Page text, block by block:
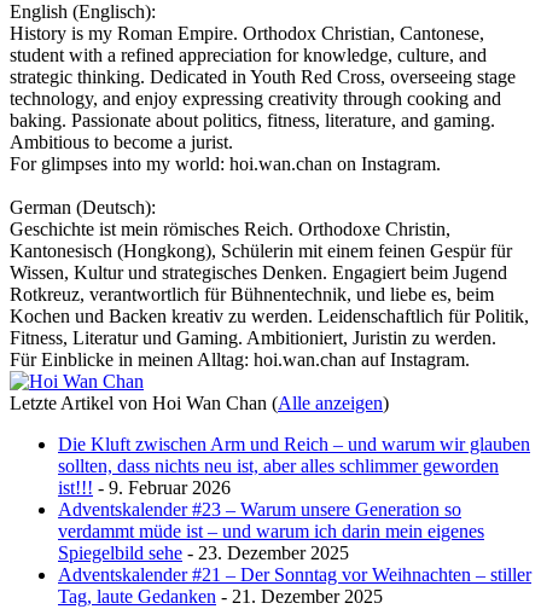
English (Englisch):
History is my Roman Empire. Orthodox Christian, Cantonese,
student with a refined appreciation for knowledge, culture, and
strategic thinking. Dedicated in Youth Red Cross, overseeing stage
technology, and enjoy expressing creativity through cooking and
baking. Passionate about politics, fitness, literature, and gaming.
Ambitious to become a jurist.
For glimpses into my world: hoi.wan.chan on Instagram.
German (Deutsch):
Geschichte ist mein römisches Reich. Orthodoxe Christin,
Kantonesisch (Hongkong), Schülerin mit einem feinen Gespür für
Wissen, Kultur und strategisches Denken. Engagiert beim Jugend
Rotkreuz, verantwortlich für Bühnentechnik, und liebe es, beim
Kochen und Backen kreativ zu werden. Leidenschaftlich für Politik,
Fitness, Literatur und Gaming. Ambitioniert, Juristin zu werden.
Für Einblicke in meinen Alltag: hoi.wan.chan auf Instagram.
Letzte Artikel von Hoi Wan Chan (Alle anzeigen)
Die Kluft zwischen Arm und Reich – und warum wir glauben
sollten, dass nichts neu ist, aber alles schlimmer geworden
ist!!! - 9. Februar 2026
Adventskalender #23 – Warum unsere Generation so
verdammt müde ist – und warum ich darin mein eigenes
Spiegelbild sehe - 23. Dezember 2025
Adventskalender #21 – Der Sonntag vor Weihnachten – stiller
Tag, laute Gedanken - 21. Dezember 2025